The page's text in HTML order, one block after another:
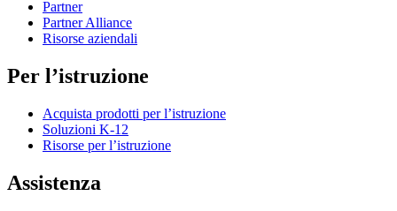
Partner
Partner Alliance
Risorse aziendali
Per l’istruzione
Acquista prodotti per l’istruzione
Soluzioni K-12
Risorse per l’istruzione
Assistenza